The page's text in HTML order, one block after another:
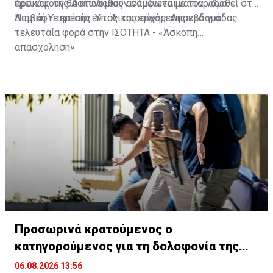
προκύψουν θα αποδοθούν σύμφωνα με τον νόμο.
έρευνας της Αστυνομίας αναμένεται να παραδοθεί στη
Νομική Υπηρεσία εντός της ερχόμενης εβδομάδας.
Διαβάστε επίσης:Υπ. Δικαιοσύνης: Απαντά για
τελευταία φορά στην ΙΣΟΤΗΤΑ - «Άσκοπη
απασχόληση»
Προσωρινά κρατούμενος ο
κατηγορούμενος για τη δολοφονία της
Βρετανίδας
06.08.2026 13:56